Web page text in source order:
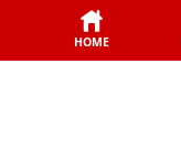
HOME